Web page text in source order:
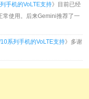
手机的VoLTE支持》目前已经
常使用。后来Gemini推荐了一
系列手机的VoLTE支持》多谢